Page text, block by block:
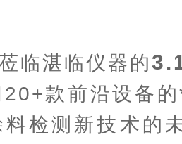
临湛临仪器的
款前沿设备
料检测新技术的